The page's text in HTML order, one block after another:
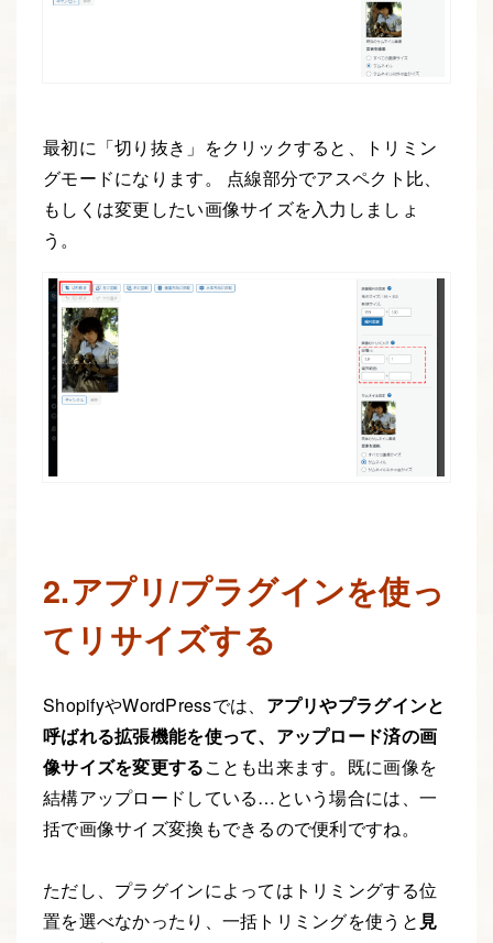
最初に「切り抜き」をクリックすると、トリミン
グモードになります。 点線部分でアスペクト比、
もしくは変更したい画像サイズを入力しましょ
う。
2.アプリ/プラグインを使っ
てリサイズする
ShopifyやWordPressでは、 アプリやプラグインと
呼ばれる拡張機能を使って、アップロード済の画
像サイズを変更することも出来ます。既に画像を
結構アップロードしている…という場合には、一
括で画像サイズ変換もできるので便利ですね。
ただし、プラグインによってはトリミングする位
置を選べなかったり、一括トリミングを使うと 見